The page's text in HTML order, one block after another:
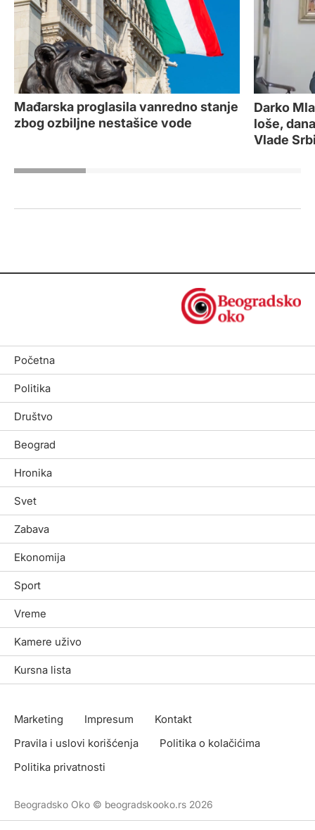
Mađarska proglasila vanredno stanje
zbog ozbiljne nestašice vode
Darko
loše,
Vlade
Početna
Politika
Društvo
Beograd
Hronika
Svet
Zabava
Ekonomija
Sport
Vreme
Kamere uživo
Kursna lista
Marketing Impresum
Kontakt
Pravila i uslovi korišćenja
Politika o kolačićima
Politika privatnosti
Beogradsko Oko © beogradskooko.rs 2026